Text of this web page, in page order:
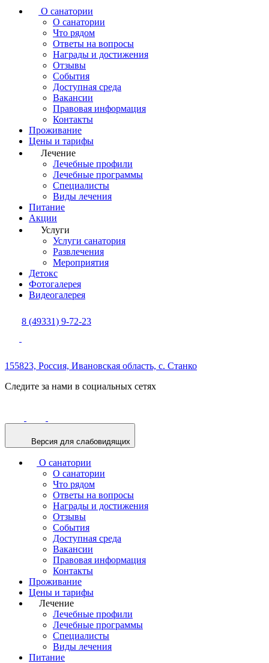
О санатории
О санатории
Что рядом
Ответы на вопросы
Награды и достижения
Отзывы
События
Доступная среда
Вакансии
Правовая информация
Контакты
Проживание
Цены и тарифы
Лечение
Лечебные профили
Лечебные программы
Специалисты
Виды лечения
Питание
Акции
Услуги
Услуги санатория
Развлечения
Мероприятия
Детокс
Фотогалерея
Видеогалерея
8 (49331) 9-72-23
155823, Россия, Ивановская область, с. Станко
Следите за нами в социальных сетях
Версия для слабовидящих
О санатории
О санатории
Что рядом
Ответы на вопросы
Награды и достижения
Отзывы
События
Доступная среда
Вакансии
Правовая информация
Контакты
Проживание
Цены и тарифы
Лечение
Лечебные профили
Лечебные программы
Специалисты
Виды лечения
Питание